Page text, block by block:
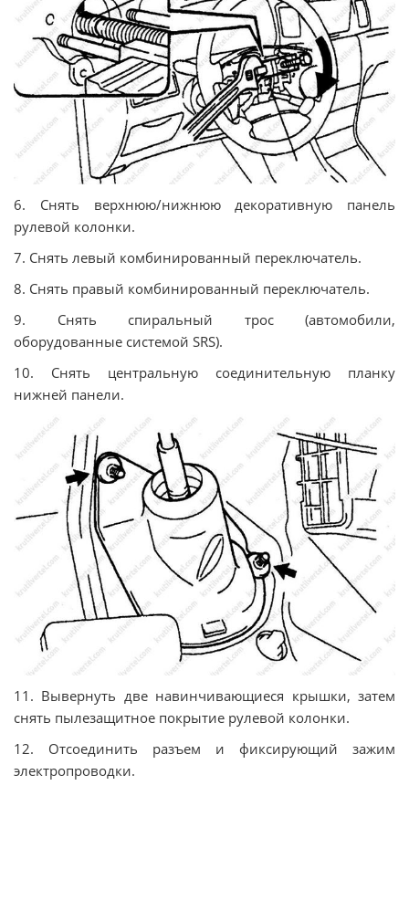
6. Снять верхнюю/нижнюю декоративную панель
рулевой колонки.
7. Снять левый комбинированный переключатель.
8. Снять правый комбинированный переключатель.
9. Снять спиральный трос (автомобили,
оборудованные системой SRS).
10. Снять центральную соединительную планку
нижней панели.
11. Вывернуть две навинчивающиеся крышки, затем
снять пылезащитное покрытие рулевой колонки.
12. Отсоединить разъем и фиксирующий зажим
электропроводки.